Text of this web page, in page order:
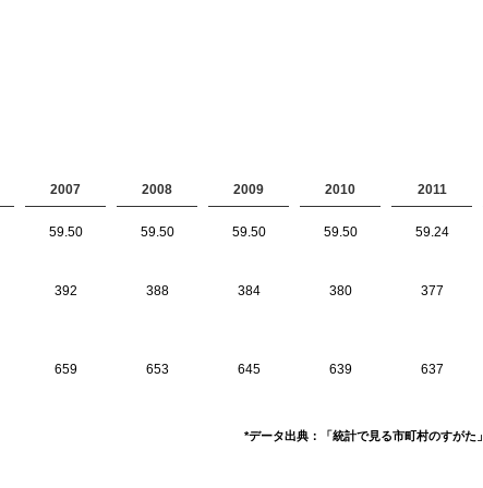
2007 2008 2009 2010 2011
59.50 59.50 59.50 59.50 59.24
392 388 384 380 377
659 653 645 639 637
*データ出典：「統計で見る市町村のすがた